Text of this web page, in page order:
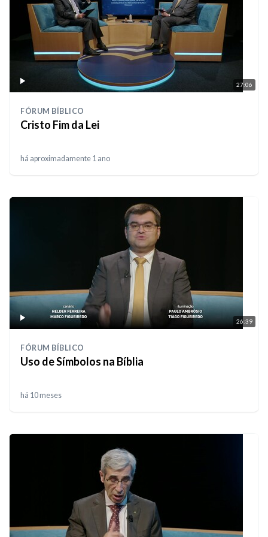
27:06
FÓRUM BÍBLICO
Cristo Fim da Lei
há aproximadamente 1 ano
26:39
FÓRUM BÍBLICO
Uso de Símbolos na Bíblia
há 10 meses